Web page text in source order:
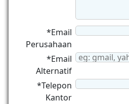
*Email
Perusahaan
*Email
Alternatif
*Telepon
Kantor